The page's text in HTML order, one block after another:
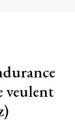
veulent